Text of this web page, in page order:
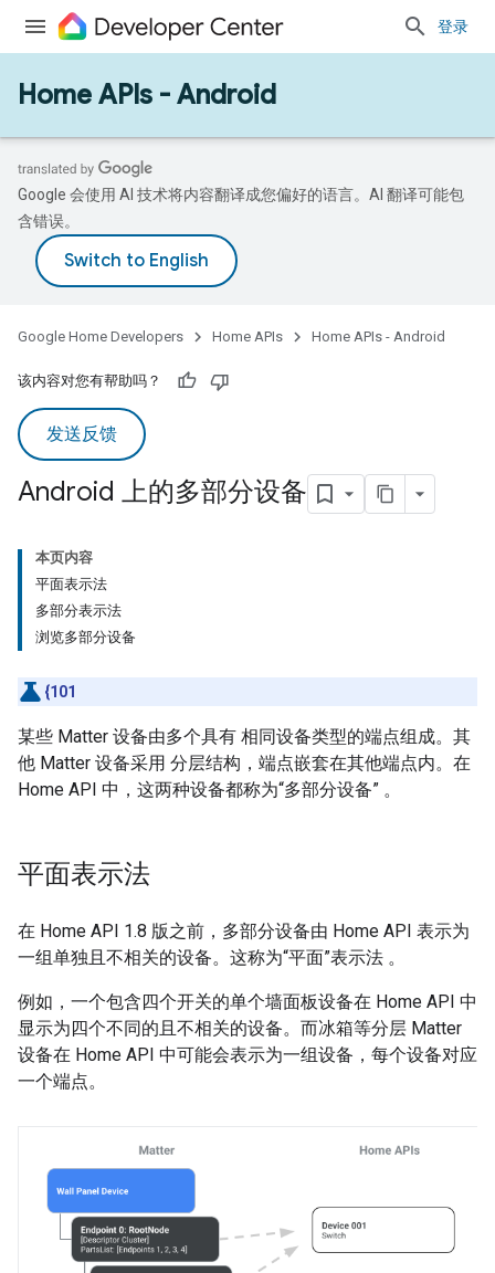
登录
Home APIs - Android
Google 会使用 AI 技术将内容翻译成您偏好的语言。AI 翻译可能包
含错误。
Google Home Developers Home APIs Home APIs - Android
该内容对您有帮助吗？
发送反馈
Android 上的多部分设备
本页内容
平面表示法
多部分表示法
浏览多部分设备
{101
某些 Matter 设备由多个具有 相同设备类型的端点组成。其
他 Matter 设备采用 分层结构，端点嵌套在其他端点内。在
Home API 中，这两种设备都称为“多部分设备” 。
平面表示法
在 Home API 1.8 版之前，多部分设备由 Home API 表示为
一组单独且不相关的设备。这称为“平面”表示法 。
例如，一个包含四个开关的单个墙面板设备在 Home API 中
显示为四个不同的且不相关的设备。而冰箱等分层 Matter
设备在 Home API 中可能会表示为一组设备，每个设备对应
一个端点。